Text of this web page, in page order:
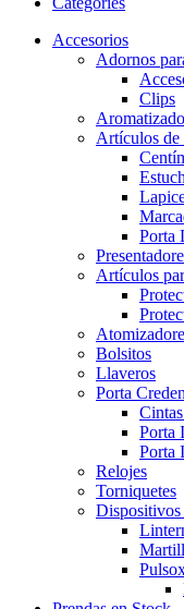
Accesorios
Adornos
Clips
Artículos
Porta
Artículos
Bolsitos
Llaveros
Porta
Porta
Porta
Relojes
Torniquetes